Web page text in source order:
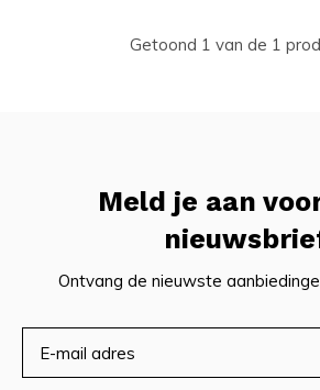
Getoond 1 van de 1
Meld je aan
Ontvang de nieuwste